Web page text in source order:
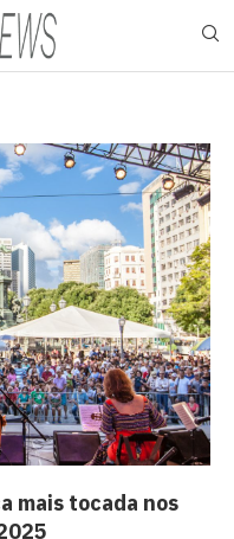
mais tocada nos